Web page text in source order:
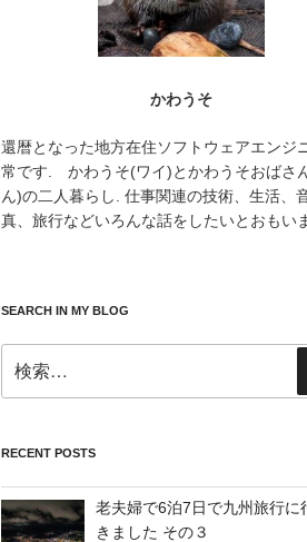
かわうそ
還暦となった地方在住ソフトウェアエンジ
常です. かわうそ(ワイ)とかわうそおばさ
ん)の二人暮らし. 仕事関連の技術、生活、
真、旅行などいろんな話をしたいとおもい
SEARCH IN MY BLOG
索:
RECENT POSTS
老夫婦で6泊7日で九州旅行に
きました その３